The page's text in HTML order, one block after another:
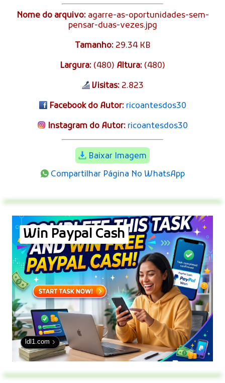
Nome do arquivo:agarre-as-oportunidades-sem-
pensar-duas-vezes.jpg
Tamanho:29.34 KB
Largura: (480) Altura: (480)
Visitas:2.823
Facebook do Autor: ricoantesdos30
Instagram do Autor: ricoantesdos30
Baixar Imagem
Compartilhar Página No WhatsApp
Win Paypal Cash
ldl1.com